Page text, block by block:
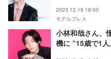
ルオーディショ
2023.12.18 18:00
モデルプレス
小林和哉さん、
機に “15歳で1